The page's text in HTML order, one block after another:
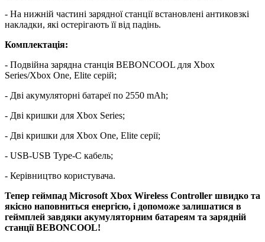
- На нижній частині зарядної станції встановлені антиковзкі
накладки, які остерігають її від падінь.
Комплектація:
- Подвійна зарядна станція BEBONCOOL для Xbox
Series/Xbox One, Elite серій;
- Дві акумуляторні батареї по 2550 mAh;
- Дві кришки для Xbox Series;
- Дві кришки для Xbox One, Elite серії;
- USB-USB Type-C кабель;
- Керівництво користувача.
Тепер геймпад Microsoft Xbox Wireless Controller швидко та
якісно наповниться енергією, і допоможе залишатися в
геймплей завдяки акумуляторним батареям та зарядній
станції BEBONCOOL!